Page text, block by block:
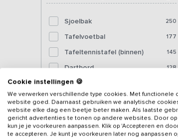
Sjoelbak 250
Tafelvoetbal 177
Tafeltennistafel (binnen) 145
Dartbord 128
Pooltafel
Biljart 42
Fitnessapparatuur 19
Bioscoop 7
Cookie instellingen 🍪
We verwerken verschillende type cookies. Met functionele
website goed. Daarnaast gebruiken we analytische
website elke dag een beetje beter maken. Als laatste
gericht advertenties te tonen op andere websites. Door
kun je je voorkeuren aanpassen. Klik op 'Accepteren en
te accepteren. Je kunt je voorkeuren later nog aanpassen